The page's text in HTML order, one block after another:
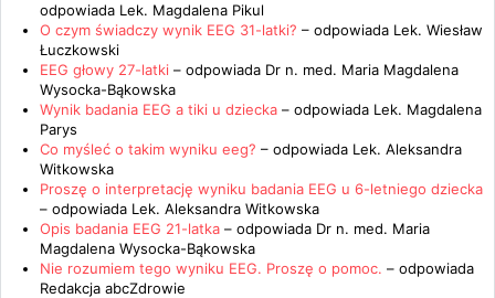
odpowiada Lek. Magdalena Pikul
O czym świadczy wynik EEG 31-latki? – odpowiada Lek. Wiesław
Łuczkowski
EEG głowy 27-latki – odpowiada Dr n. med. Maria Magdalena
Wysocka-Bąkowska
Wynik badania EEG a tiki u dziecka – odpowiada Lek. Magdalena
Parys
Co myśleć o takim wyniku eeg? – odpowiada Lek. Aleksandra
Witkowska
Proszę o interpretację wyniku badania EEG u 6-letniego dziecka
– odpowiada Lek. Aleksandra Witkowska
Opis badania EEG 21-latka – odpowiada Dr n. med. Maria
Magdalena Wysocka-Bąkowska
Nie rozumiem tego wyniku EEG. Proszę o pomoc. – odpowiada
Redakcja abcZdrowie